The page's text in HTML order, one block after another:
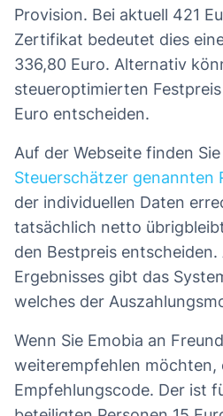
Provision. Bei aktuell 421
Zertifikat bedeutet dies
336,80 Euro. Alternativ
steueroptimierten
Euro entscheiden.
Auf der Webseite finden
Steuerschätzer genannten
der individuellen Daten
tatsächlich netto
den Bestpreis entscheiden.
Ergebnisses gibt das
welches der
Wenn Sie Emobia an
weiterempfehlen möchten,
Empfehlungscode. Der ist